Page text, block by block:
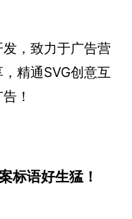
，致力于广告营
精通SVG创意互
！
标语好生猛！